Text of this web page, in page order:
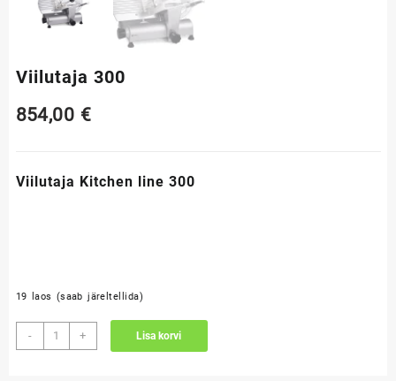
Viilutaja 300
854,00 €
Viilutaja Kitchen line 300
19 laos (saab järeltellida)
-
Viilutaja
300
+ Lisa korvi